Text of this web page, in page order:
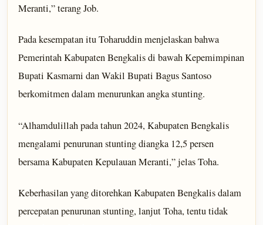
Meranti,” terang Job.
Pada kesempatan itu Toharuddin menjelaskan bahwa
Pemerintah Kabupaten Bengkalis di bawah Kepemimpinan
Bupati Kasmarni dan Wakil Bupati Bagus Santoso
berkomitmen dalam menurunkan angka stunting.
“Alhamdulillah pada tahun 2024, Kabupaten Bengkalis
mengalami penurunan stunting diangka 12,5 persen
bersama Kabupaten Kepulauan Meranti,” jelas Toha.
Keberhasilan yang ditorehkan Kabupaten Bengkalis dalam
percepatan penurunan stunting, lanjut Toha, tentu tidak